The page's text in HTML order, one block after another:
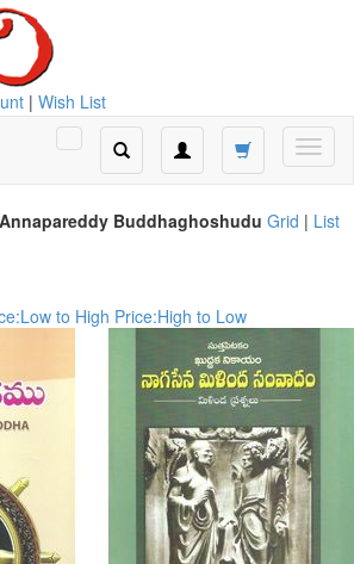
| Wish List
Annapareddy Buddhaghoshudu Grid | List
to High Price:High to Low